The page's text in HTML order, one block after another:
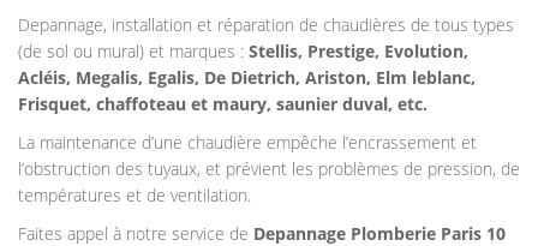
Depannage, installation et réparation de chaudières de tous types
(de sol ou mural) et marques : Stellis, Prestige, Evolution,
Acléis, Megalis, Egalis, De Dietrich, Ariston, Elm leblanc,
Frisquet, chaffoteau et maury, saunier duval, etc.
La maintenance d’une chaudière empêche l’encrassement et
l’obstruction des tuyaux, et prévient les problèmes de pression, de
températures et de ventilation.
Faites appel à notre service de Depannage Plomberie Paris 10